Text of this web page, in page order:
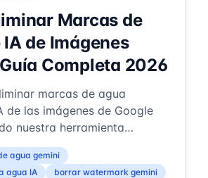
Marcas de
de Imágenes
Completa 2026
marcas de agua
de las imágenes de Google
nuestra herramienta
en navegador. Entiende la
agua gemini
agua IA
borrar watermark gemini